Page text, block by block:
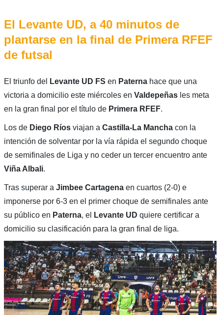
El Levante UD, a 40 minutos de
plantarse en la final de Primera RFEF
de futsal
El triunfo del Levante UD FS en Paterna hace que una
victoria a domicilio este miércoles en Valdepeñas les meta
en la gran final por el título de Primera RFEF.
Los de Diego Ríosviajan a Castilla-La Mancha con la
intención de solventar por la vía rápida el segundo choque
de semifinales de Liga y no ceder un tercer encuentro ante
Viña Albali.
Tras superar aJimbee Cartagenaen cuartos (2-0) e
imponerse por 6-3 en el primer choque de semifinales ante
su público en Paterna, el Levante UD quiere certificar a
domicilio su clasificación para la gran final de liga.